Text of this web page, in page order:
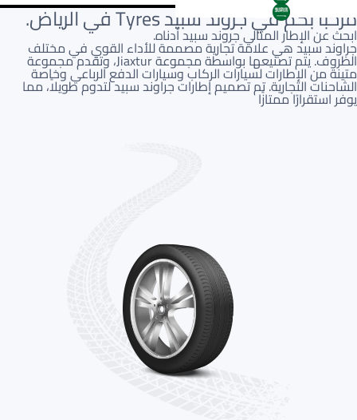
مرحباً بكم في جروند سبيد Tyres في الرياض.
ابحث عن الإطار المثالي جروند سبيد أدناه.
جراوند سبيد هي علامة تجارية مصممة للأداء القوي في مختلف
الظروف. يتم تصنيعها بواسطة مجموعة Jiaxtur، وتقدم مجموعة
متينة من الإطارات لسيارات الركاب وسيارات الدفع الرباعي وخاصة
الشاحنات التجارية. تم تصميم إطارات جراوند سبيد لتدوم طويلاً، مما
يوفر استقرارًا ممتازًا